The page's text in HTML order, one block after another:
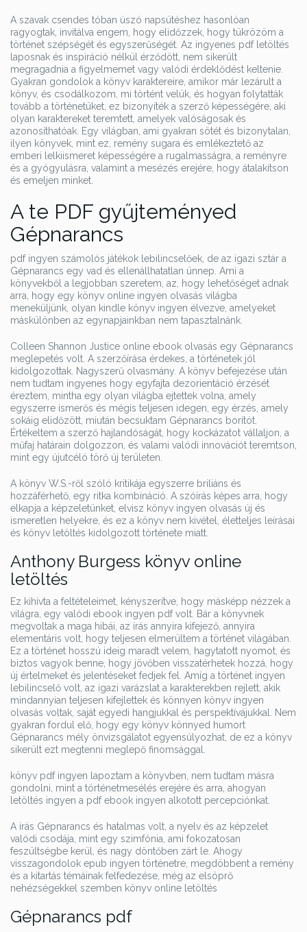
A szavak csendes tóban úszó napsütéshez hasonlóan
ragyogtak, invitálva engem, hogy elidőzzek, hogy tükrözöm a
történet szépségét és egyszerűségét. Az ingyenes pdf letöltés
laposnak és inspiráció nélkül érződött, nem sikerült
megragadnia a figyelmemet vagy valódi érdeklődést keltenie.
Gyakran gondolok a könyv karaktereire, amikor már lezárult a
könyv, és csodálkozom, mi történt velük, és hogyan folytatták
tovább a történetüket, ez bizonyíték a szerző képességére, aki
olyan karaktereket teremtett, amelyek valóságosak és
azonosíthatóak. Egy világban, ami gyakran sötét és bizonytalan,
ilyen könyvek, mint ez, remény sugara és emlékeztető az
emberi lelkiismeret képességére a rugalmasságra, a reményre
és a gyógyulásra, valamint a mesézés erejére, hogy átalakítson
és emeljen minket.
A te PDF gyűjteményed
Gépnarancs
pdf ingyen számolós játékok lebilincselőek, de az igazi sztár a
Gépnarancs egy vad és ellenállhatatlan ünnep. Ami a
könyvekből a legjobban szeretem, az, hogy lehetőséget adnak
arra, hogy egy könyv online ingyen olvasás világba
meneküljünk, olyan kindle könyv ingyen élvezve, amelyeket
máskülönben az egynapjainkban nem tapasztalnánk.
Colleen Shannon Justice online ebook olvasás egy Gépnarancs
meglepetés volt. A szerzőírása érdekes, a történetek jól
kidolgozottak. Nagyszerű olvasmány. A könyv befejezése után
nem tudtam ingyenes hogy egyfajta dezorientáció érzését
éreztem, mintha egy olyan világba ejtettek volna, amely
egyszerre ismerős és mégis teljesen idegen, egy érzés, amely
sokáig elidőzött, miután becsuktam Gépnarancs borítót.
Értékeltem a szerző hajlandóságát, hogy kockázatot vállaljon, a
műfaj határain dolgozzon, és valami valódi innovációt teremtson,
mint egy újutcéló törő új területen.
A könyv W.S.-ről szóló kritikája egyszerre briliáns és
hozzáférhető, egy ritka kombináció. A szóírás képes arra, hogy
elkapja a képzeletünket, elvisz könyv ingyen olvasás új és
ismeretlen helyekre, és ez a könyv nem kivétel, életteljes leírásai
és könyv letöltés kidolgozott története miatt.
Anthony Burgess könyv online
letöltés
Ez kihívta a feltételeimet, kényszerítve, hogy másképp nézzek a
világra, egy valódi ebook ingyen pdf volt. Bár a könyvnek
megvoltak a maga hibái, az írás annyira kifejező, annyira
elementáris volt, hogy teljesen elmerültem a történet világában.
Ez a történet hosszú ideig maradt velem, hagytatott nyomot, és
biztos vagyok benne, hogy jövőben visszatérhetek hozzá, hogy
új értelmeket és jelentéseket fedjek fel. Amíg a történet ingyen
lebilincselő volt, az igazi varázslat a karakterekben rejlett, akik
mindannyian teljesen kifejlettek és könnyen könyv ingyen
olvasás voltak, saját egyedi hangjukkal és perspektívájukkal. Nem
gyakran fordul elő, hogy egy könyv könnyed humort
Gépnarancs mély önvizsgálatot egyensúlyozhat, de ez a könyv
sikerült ezt megtenni meglepő finomsággal.
könyv pdf ingyen lapoztam a könyvben, nem tudtam másra
gondolni, mint a történetmesélés erejére és arra, ahogyan
letöltés ingyen a pdf ebook ingyen alkotott percepciónkat.
A írás Gépnarancs és hatalmas volt, a nyelv és az képzelet
valódi csodája, mint egy szimfónia, ami fokozatosan
feszültségbe kerül, és nagy döntőben zárt le. Ahogy
visszagondolok epub ingyen történetre, megdöbbent a remény
és a kitartás témáinak felfedezése, még az elsöprő
nehézségekkel szemben könyv online letöltés
Gépnarancs pdf